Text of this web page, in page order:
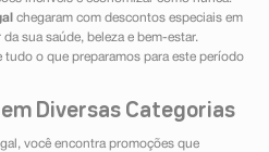
chegaram com descontos especiais em
sua saúde, beleza e bem-estar.
o que preparamos para este período
Diversas Categorias
você encontra promoções que